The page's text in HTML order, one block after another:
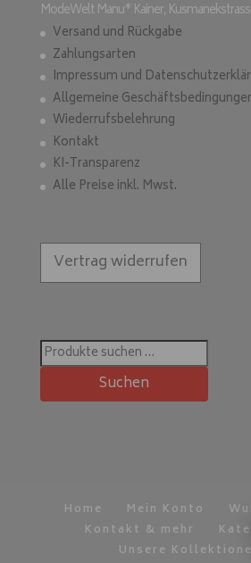
ModeWelt Manu* Kainer,
Versand und Rückgabe
Zahlungsarten
Impressum und
Allgemeine
Wiederrufsbelehrung
Kontakt
KI-Transparenz
Alle Preise inkl. Mwst.
Vertrag widerrufen
Suchen
nach:
Suchen
Home Mein Konto
Kontakt & mehr
Unsere